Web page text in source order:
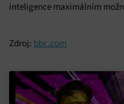
inteligence maximálním
Zdroj: bbc.com